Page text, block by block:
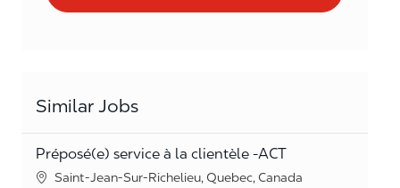
Similar Jobs
Préposé(e) service à la clientèle -ACT
Location
Saint-Jean-Sur-Richelieu, Quebec, Canada